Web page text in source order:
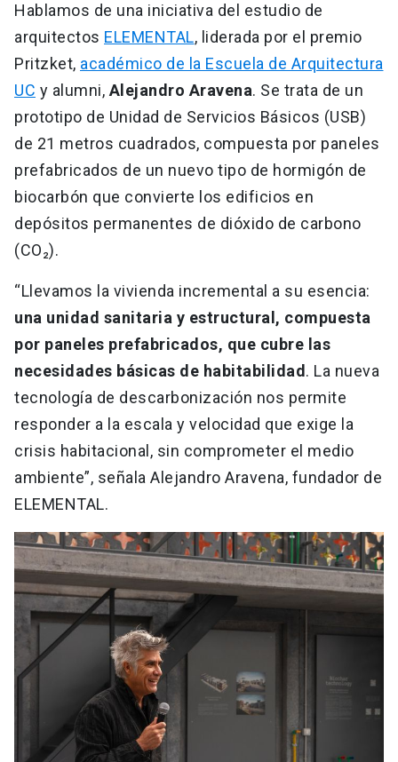
Hablamos de una iniciativa del estudio de
arquitectos ELEMENTAL, liderada por el premio
Pritzket, académico de la Escuela de Arquitectura
UC y alumni, Alejandro Aravena. Se trata de un
prototipo de Unidad de Servicios Básicos (USB)
de 21 metros cuadrados, compuesta por paneles
prefabricados de un nuevo tipo de hormigón de
biocarbón que convierte los edificios en
depósitos permanentes de dióxido de carbono
(CO₂).
“Llevamos la vivienda incremental a su esencia:
una unidad sanitaria y estructural, compuesta
por paneles prefabricados, que cubre las
necesidades básicas de habitabilidad . La nueva
tecnología de descarbonización nos permite
responder a la escala y velocidad que exige la
crisis habitacional, sin comprometer el medio
ambiente”, señala Alejandro Aravena, fundador de
ELEMENTAL.